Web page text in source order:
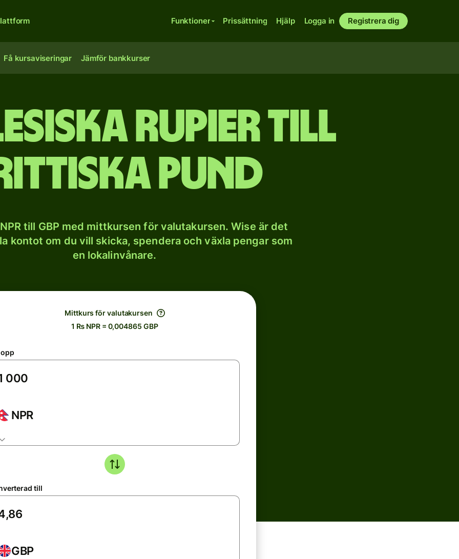
Funktioner Prissättning Hjälp Logga in Registrera dig
Få kursaviseringar Jämför bankkurser
rupier till
pund
till GBP med mittkursen för valutakursen. Wise är det
kontot om du vill skicka, spendera och växla pengar som
en lokalinvånare.
Mittkurs för valutakursen
1 ₨ NPR = 0,004865 GBP
NPR
till
GBP